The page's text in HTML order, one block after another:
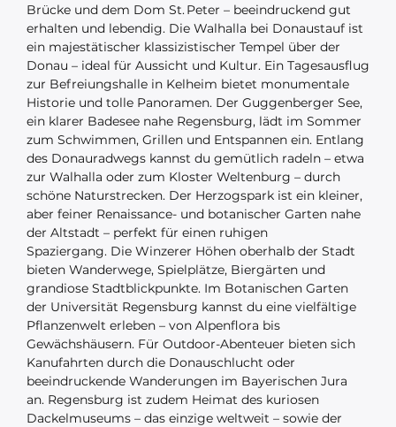
Brücke und dem Dom St. Peter – beeindruckend gut
erhalten und lebendig. Die Walhalla bei Donaustauf ist
ein majestätischer klassizistischer Tempel über der
Donau – ideal für Aussicht und Kultur. Ein Tagesausflug
zur Befreiungshalle in Kelheim bietet monumentale
Historie und tolle Panoramen. Der Guggenberger See,
ein klarer Badesee nahe Regensburg, lädt im Sommer
zum Schwimmen, Grillen und Entspannen ein. Entlang
des Donauradwegs kannst du gemütlich radeln – etwa
zur Walhalla oder zum Kloster Weltenburg – durch
schöne Naturstrecken. Der Herzogspark ist ein kleiner,
aber feiner Renaissance- und botanischer Garten nahe
der Altstadt – perfekt für einen ruhigen
Spaziergang. Die Winzerer Höhen oberhalb der Stadt
bieten Wanderwege, Spielplätze, Biergärten und
grandiose Stadtblickpunkte. Im Botanischen Garten
der Universität Regensburg kannst du eine vielfältige
Pflanzenwelt erleben – von Alpenflora bis
Gewächshäusern. Für Outdoor-Abenteuer bieten sich
Kanufahrten durch die Donauschlucht oder
beeindruckende Wanderungen im Bayerischen Jura
an. Regensburg ist zudem Heimat des kuriosen
Dackelmuseums – das einzige weltweit – sowie der